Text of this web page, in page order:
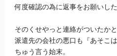
何度確認の為に返事をお願いし
そのくせやっと連絡がついたか
派遣先の会社の悪口も『あそこ
ちゅう言う始末。